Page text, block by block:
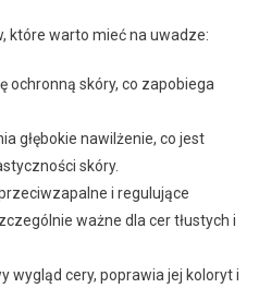
które warto mieć na uwadze:
ochronną skóry, co zapobiega
głębokie nawilżenie, co jest
skóry.
i regulujące
ważne dla cer tłustych i
wygląd cery, poprawia jej koloryt i